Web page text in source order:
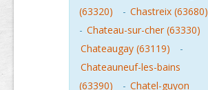
(63320)
- Chastreix (63680)
- Chateau-sur-cher (63330)
Chateaugay (63119)
-
Chateauneuf-les-bains
(63390)
- Chatel-guyon